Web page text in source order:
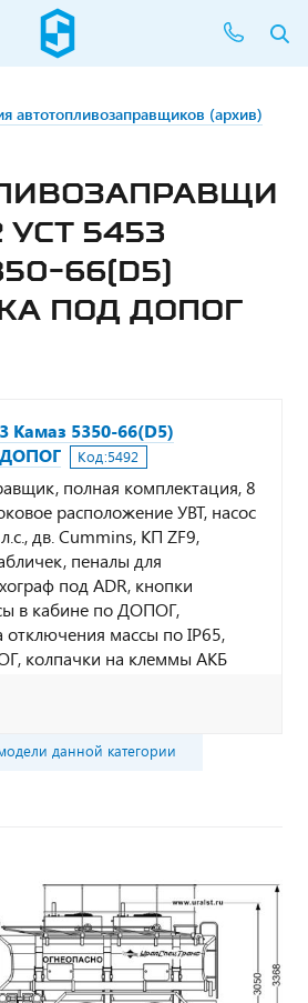
автотопливозаправщиков (архив)
5453
66(D5)
ПОД ДОПОГ
Камаз 5350-66(D5)
ДОПОГ
Код:5492
полная комплектация, 8
расположение УВТ, насос
дв. Cummins, КП ZF9,
пеналы для
под ADR, кнопки
в кабине по ДОПОГ,
отключения массы по IP65,
колпачки на клеммы АКБ
данной категории